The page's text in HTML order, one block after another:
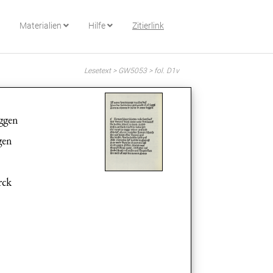
Materialien Hilfe Zitierlink
Lesetext > GW5053 > fol. D1v